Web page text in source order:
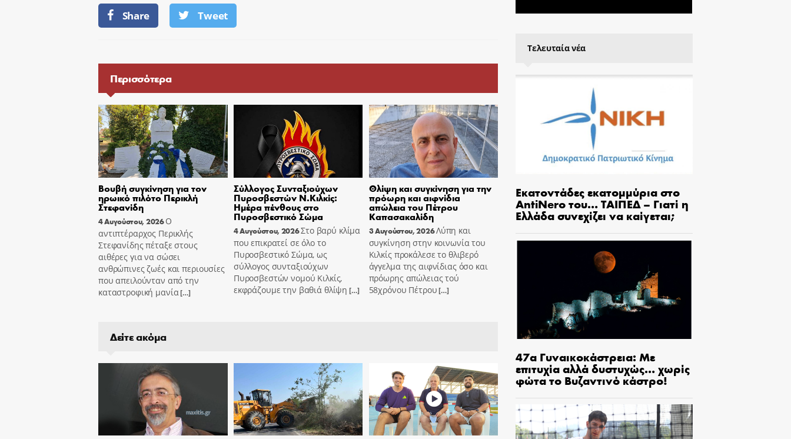
Share Tweet
Περισσότερα
Βουβή συγκίνηση για τον
ηρωικό πιλότο Περικλή
Στεφανίδη
4 Αυγούστου, 2026Ο
αντιπτέραρχος Περικλής
Στεφανίδης πέταξε στους
αιθέρες για να σώσει
ανθρώπινες ζωές και περιουσίες
που απειλούνταν από την
καταστροφική μανία[…]
Σύλλογος Συνταξιούχων
Πυροσβεστών Ν.Κιλκίς:
Ημέρα πένθους στο
Πυροσβεστικό Σώμα
4 Αυγούστου, 2026Στο βαρύ κλίμα
που επικρατεί σε όλο το
Πυροσβεστικό Σώμα, ως
σύλλογος συνταξιούχων
Πυροσβεστών νομού Κιλκίς,
εκφράζουμε την βαθιά θλίψη […]
Θλίψη και συγκίνηση για την
πρόωρη και αιφνίδια
απώλεια του Πέτρου
Καπασακαλίδη
3 Αυγούστου, 2026Λύπη και
συγκίνηση στην κοινωνία του
Κιλκίς προκάλεσε το θλιβερό
άγγελμα της αιφνίδιας όσο και
πρόωρης απώλειας τού
58χρόνου Πέτρου[…]
Δείτε ακόμα
Τελευταία νέα
Εκατοντάδες εκατομμύρια στο
AntiNero του… ΤΑΙΠΕΔ – Γιατί η
Ελλάδα συνεχίζει να καίγεται;
47α Γυναικοκάστρεια: Με
επιτυχία αλλά δυστυχώς… χωρίς
φώτα το Βυζαντινό κάστρο!